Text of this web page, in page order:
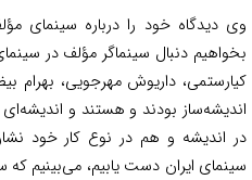
دیدگاه خود را درباره سینمای مؤلف
دنبال سینماگر مؤلف در سینمای
داریوش مهرجویی، بهرام
بودند و هستند و اندیشه‌‌ای
اندیشه و هم در نوع کار خود نشان
ایران دست یابیم، می‌‌بینیم که